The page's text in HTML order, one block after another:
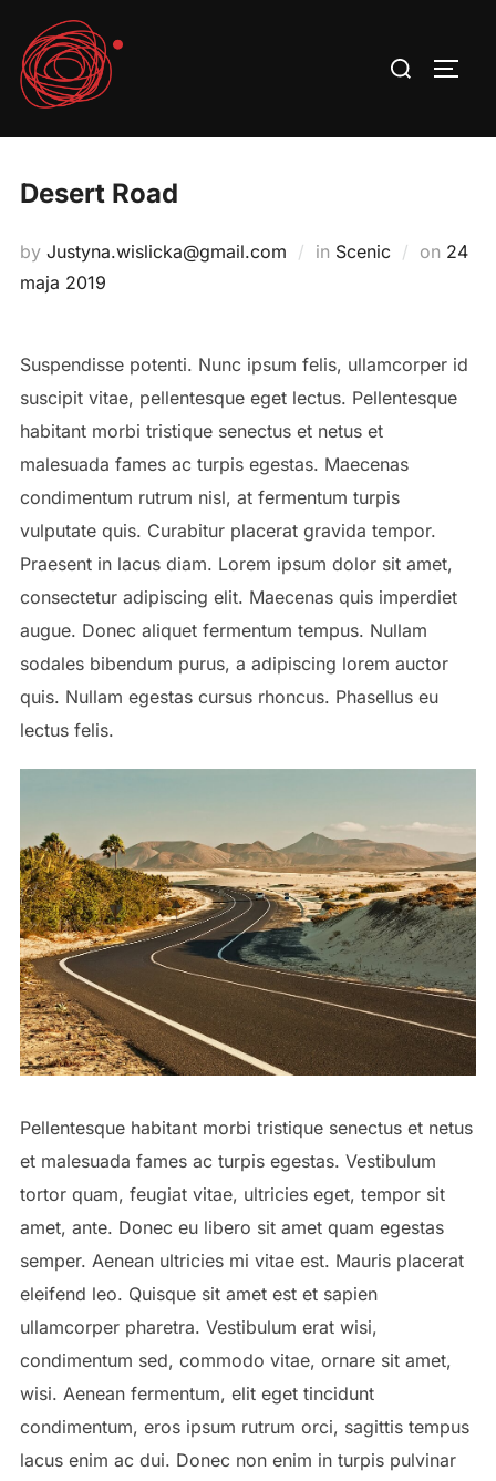
content
Search
Desert Road
by Justyna.wislicka@gmail.com in Scenic on 24
maja 2019
Suspendisse potenti. Nunc ipsum felis, ullamcorper id
suscipit vitae, pellentesque eget lectus. Pellentesque
habitant morbi tristique senectus et netus et
malesuada fames ac turpis egestas. Maecenas
condimentum rutrum nisl, at fermentum turpis
vulputate quis. Curabitur placerat gravida tempor.
Praesent in lacus diam. Lorem ipsum dolor sit amet,
consectetur adipiscing elit. Maecenas quis imperdiet
augue. Donec aliquet fermentum tempus. Nullam
sodales bibendum purus, a adipiscing lorem auctor
quis. Nullam egestas cursus rhoncus. Phasellus eu
lectus felis.
Pellentesque habitant morbi tristique senectus et netus
et malesuada fames ac turpis egestas. Vestibulum
tortor quam, feugiat vitae, ultricies eget, tempor sit
amet, ante. Donec eu libero sit amet quam egestas
semper. Aenean ultricies mi vitae est. Mauris placerat
eleifend leo. Quisque sit amet est et sapien
ullamcorper pharetra. Vestibulum erat wisi,
condimentum sed, commodo vitae, ornare sit amet,
wisi. Aenean fermentum, elit eget tincidunt
condimentum, eros ipsum rutrum orci, sagittis tempus
lacus enim ac dui. Donec non enim in turpis pulvinar